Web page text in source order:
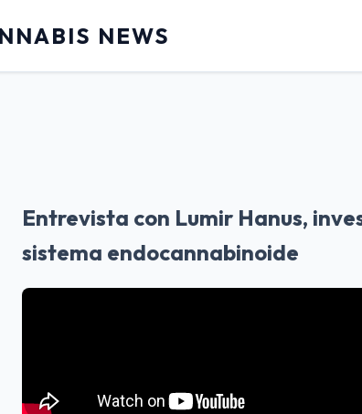
NEWS
Entrevista con Lumir Hanus,
sistema endocannabinoide